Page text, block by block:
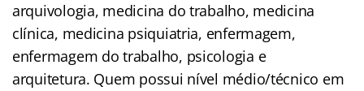
arquivologia, medicina do trabalho, medicina
clínica, medicina psiquiatria, enfermagem,
enfermagem do trabalho, psicologia e
arquitetura. Quem possui nível médio/técnico em